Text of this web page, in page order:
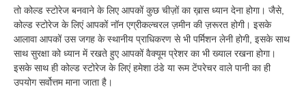
तो कोल्ड स्टोरेज बनवाने के लिए आपकों कुछ चीज़ों का ख़ास ध्यान देना होगा। जैसे,
कोल्ड स्टोरेज के लिएं आपकों नॉन एग्रीकल्चरल ज़मीन की ज़रूरत होगी। इसके
आलावा आपकों उस जगह के स्थानीय प्राधिकरण से भी पर्मिशन लेनी होगी, इसके साथ
साथ सुरक्षा को ध्यान में रखते हुए आपकों वैक्यूम प्रेशर का भी ख्याल रखना होगा।
इसके साथ ही कोल्ड स्टोरेज के लिएं हमेशा ठंडे या रूम टेंपरेचर वाले पानी का ही
उपयोग सर्वोत्तम माना जाता है।